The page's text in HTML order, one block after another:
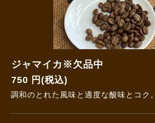
ジャマイカ※欠品中
750 円(税込)
調和のとれた風味と適度な酸味とコク。